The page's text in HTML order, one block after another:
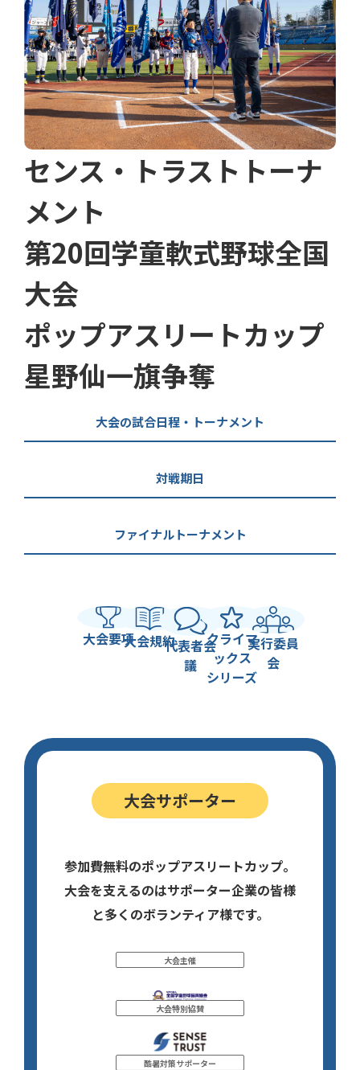
センス・トラストトーナ
メント
第20回学童軟式野球全国
大会
ポップアスリートカップ
星野仙一旗争奪
大会の試合日程・トーナメント
対戦期日
ファイナルトーナメント
大会要項大会規約代表者会
議
クライマ
ックス
シリーズ
実行委員
会
大会サポーター
参加費無料のポップアスリートカップ。
大会を支えるのはサポーター企業の皆様
と多くのボランティア様です。
大会主催
大会特別協賛
酷暑対策サポーター